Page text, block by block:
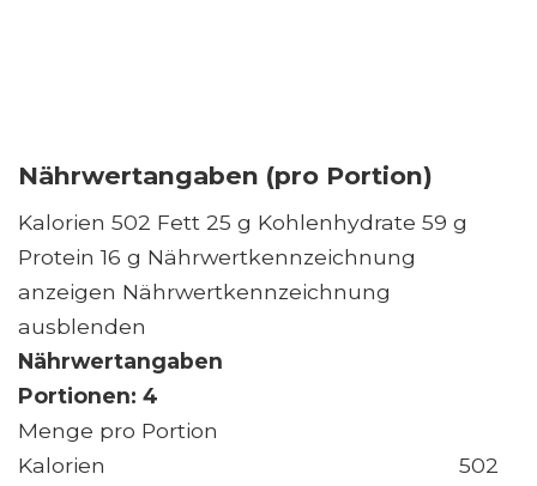
Nährwertangaben (pro Portion)
Kalorien 502 Fett 25 g Kohlenhydrate 59 g
Protein 16 g Nährwertkennzeichnung
anzeigen Nährwertkennzeichnung
ausblenden
Nährwertangaben
Portionen: 4
Menge pro Portion
Kalorien
502